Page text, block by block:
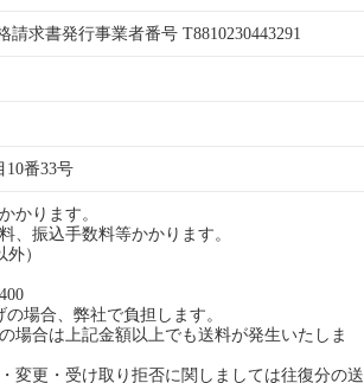
求書発行事業者番号 T8810230443291
10番33号
かります。
、振込手数料等かかります。
）
場合、弊社で負担します。
場合は上記金額以上でも送料が発生いたしま
変更・受け取り拒否に関しましては往復分の送